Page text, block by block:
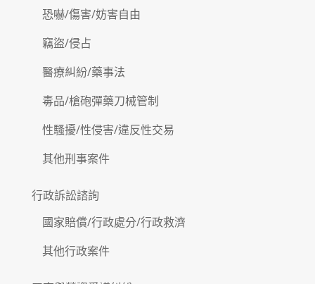
恐嚇/傷害/妨害自由
竊盜/侵占
醫療糾紛/藥事法
毒品/槍砲彈藥刀械管制
性騷擾/性侵害/違反性交易
其他刑事案件
行政訴訟諮詢
國家賠償/行政處分/行政救濟
其他行政案件